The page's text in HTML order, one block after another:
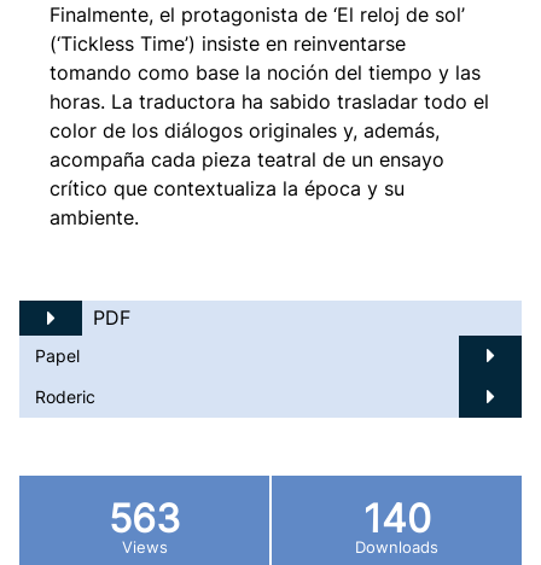
Finalmente, el protagonista de ‘El reloj de sol’
(‘Tickless Time’) insiste en reinventarse
tomando como base la noción del tiempo y las
horas. La traductora ha sabido trasladar todo el
color de los diálogos originales y, además,
acompaña cada pieza teatral de un ensayo
crítico que contextualiza la época y su
ambiente.
PDF
Papel
Roderic
563
Views
140
Downloads